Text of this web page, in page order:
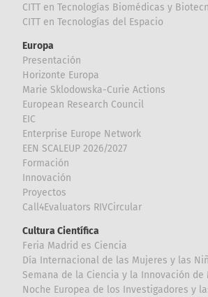
CITT en Tecnologías Biomédicas y
CITT en Tecnologías del Espacio
Europa
Presentación
Horizonte Europa
Marie Sklodowska-Curie Actions
European Research Council
EIC
Enterprise Europe Network
EEN SCALEUP 2026/2027
Formación
Innovación
Proyectos
Call4Evaluators RIVCircular
Cultura Científica
Feria Madrid es Ciencia
Día Internacional de las Mujeres y las
Semana de la Ciencia y la Innovación de
Noche Europea de los Investigadores y